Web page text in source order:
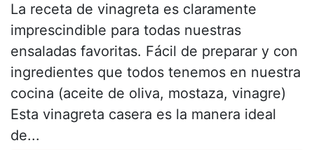
La receta de vinagreta es claramente
imprescindible para todas nuestras
ensaladas favoritas. Fácil de preparar y con
ingredientes que todos tenemos en nuestra
cocina (aceite de oliva, mostaza, vinagre)
Esta vinagreta casera es la manera ideal
de...